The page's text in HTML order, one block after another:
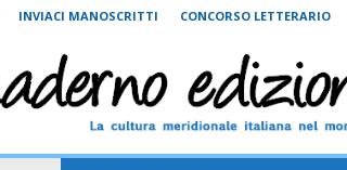
INVIACI MANOSCRITTI CONCORSO LETTERARIO